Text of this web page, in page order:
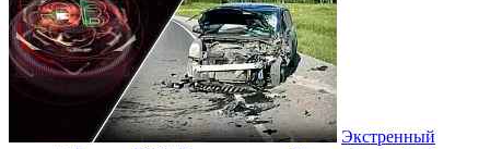
Экстренный